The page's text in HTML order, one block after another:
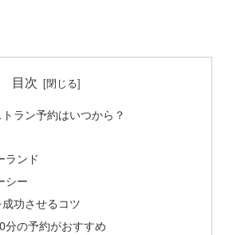
目次
ラン予約はいつから？
ランド
シー
功させるコツ
分の予約がおすすめ